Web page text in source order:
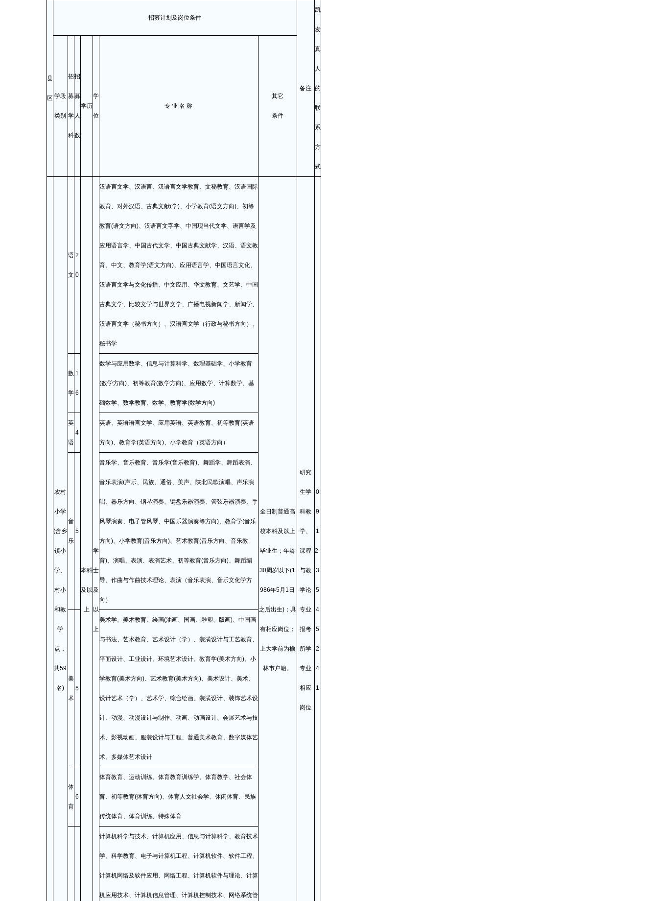
县
区
招募计划及岗位条件
备注
凯
发
真
人
的
联
系
方
式
学段
类别
招
募
学
科
招
募
人
数
学历
学
位
专 业 名 称
其它
条件
农村
小学
(含乡
镇小
学、
村小
和教
学
点，
共59
名)
语
文
2
0
本科
及以
上
学
士
及
以
上
汉语言文学、汉语言、汉语言文学教育、文秘教育、汉语国际
教育、对外汉语、古典文献(学)、小学教育(语文方向)、初等
教育(语文方向)、汉语言文字学、中国现当代文学、语言学及
应用语言学、中国古代文学、中国古典文献学、汉语、语文教
育、中文、教育学(语文方向)、应用语言学、中国语言文化、
汉语言文学与文化传播、中文应用、华文教育、文艺学、中国
古典文学、比较文学与世界文学、广播电视新闻学、新闻学、
汉语言文学（秘书方向）、汉语言文学（行政与秘书方向）、
秘书学
全日制普通高
校本科及以上
毕业生；年龄
30周岁以下(1
986年5月1日
之后出生)；具
有相应岗位；
上大学前为榆
林市户籍。
研究
生学
科教
学、
课程
与教
学论
专业
报考
所学
专业
相应
岗位
0
9
1
2-
3
5
4
5
2
4
1
数
学
1
6
数学与应用数学、信息与计算科学、数理基础学、小学教育
(数学方向)、初等教育(数学方向)、应用数学、计算数学、基
础数学、数学教育、数学、教育学(数学方向)
英
语
4
英语、英语语言文学、应用英语、英语教育、初等教育(英语
方向)、教育学(英语方向)、小学教育（英语方向）
音
乐
5
音乐学、音乐教育、音乐学(音乐教育)、舞蹈学、舞蹈表演、
音乐表演(声乐、民族、通俗、美声、陕北民歌演唱、声乐演
唱、器乐方向、钢琴演奏、键盘乐器演奏、管弦乐器演奏、手
风琴演奏、电子管风琴、中国乐器演奏等方向)、教育学(音乐
方向)、小学教育(音乐方向)、艺术教育(音乐方向、音乐教
育)、演唱、表演、表演艺术、初等教育(音乐方向)、舞蹈编
导、作曲与作曲技术理论、表演（音乐表演、音乐文化学方
向）
美
术
5
美术学、美术教育、绘画(油画、国画、雕塑、版画)、中国画
与书法、艺术教育、艺术设计（学）、装潢设计与工艺教育、
平面设计、工业设计、环境艺术设计、教育学(美术方向)、小
学教育(美术方向)、艺术教育(美术方向)、美术设计、美术、
设计艺术（学）、艺术学、综合绘画、装潢设计、装饰艺术设
计、动漫、动漫设计与制作、动画、动画设计、会展艺术与技
术、影视动画、服装设计与工程、普通美术教育、数字媒体艺
术、多媒体艺术设计
体
育
6
体育教育、运动训练、体育教育训练学、体育教学、社会体
育、初等教育(体育方向)、体育人文社会学、休闲体育、民族
传统体育、体育训练、特殊体育
计算机科学与技术、计算机应用、信息与计算科学、教育技术
学、科学教育、电子与计算机工程、计算机软件、软件工程、
计算机网络及软件应用、网络工程、计算机软件与理论、计算
机应用技术、计算机信息管理、计算机控制技术、网络系统管